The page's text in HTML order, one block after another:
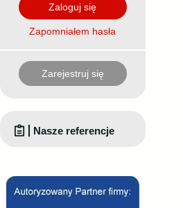
Zaloguj się
Zapomniałem hasła
Zarejestruj się
Nasze referencje